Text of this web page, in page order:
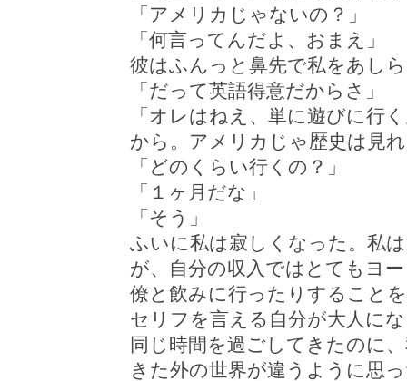
「アメリカじゃないの？」
「何言ってんだよ、おまえ」
彼はふんっと鼻先で私をあし
「だって英語得意だからさ」
「オレはねえ、単に遊びに行
から。アメリカじゃ歴史は見
「どのくらい行くの？」
「１ヶ月だな」
「そう」
ふいに私は寂しくなった。私
が、自分の収入ではとてもヨ
僚と飲みに行ったりすること
セリフを言える自分が大人に
同じ時間を過ごしてきたのに
きた外の世界が違うように思